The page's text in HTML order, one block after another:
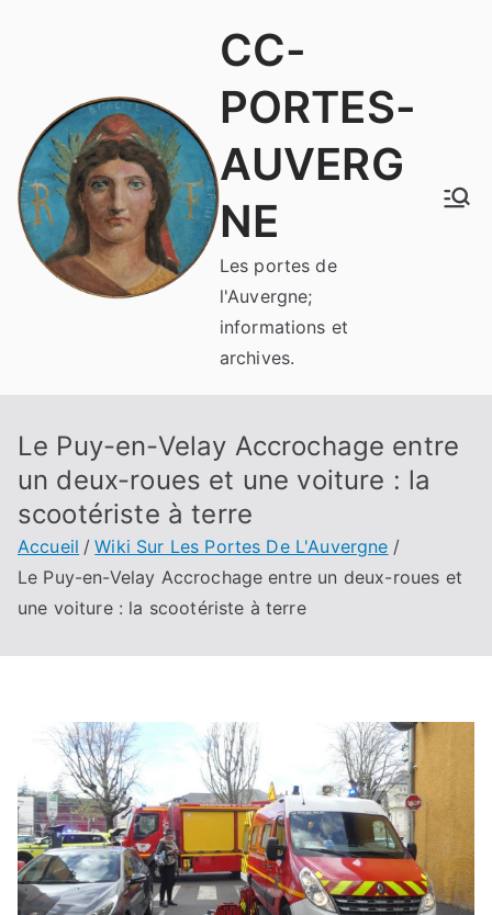
CC-
PORTES-
AUVERG
NE
Les portes de
l'Auvergne;
informations et
archives.
Le Puy-en-Velay Accrochage entre
un deux-roues et une voiture : la
scootériste à terre
Accueil
Wiki Sur Les Portes De L'Auvergne
Le Puy-en-Velay Accrochage entre un deux-roues et
une voiture : la scootériste à terre